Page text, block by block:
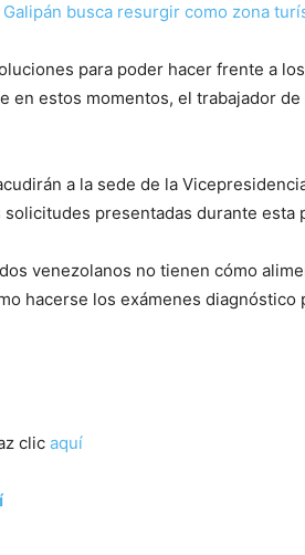
busca resurgir como zona
para poder hacer frente a
en estos momentos, el trabajador de
a la sede de la
presentadas durante esta
venezolanos no tienen cómo
hacerse los exámenes diagnóstico
clic aquí